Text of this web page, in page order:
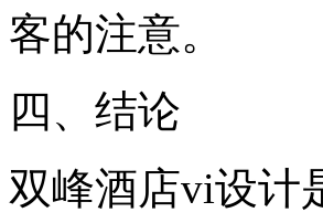
客的注意。
四、结论
双峰酒店vi设计